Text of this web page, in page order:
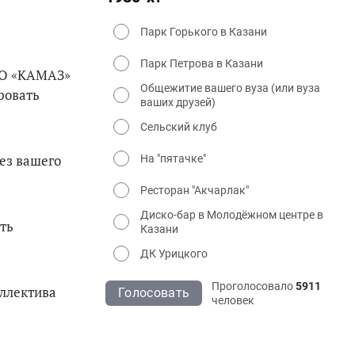
«КАМАЗ»
вашего
Парк Горького в Казани
Парк Петрова в Казани
Общежитие вашего вуза (или вуза
ваших друзей)
Сельский клуб
На "пятачке"
Ресторан "Акчарлак"
Диско-бар в Молодёжном центре в
Казани
ДК Урицкого
Голосовать Проголосовало5911
человек